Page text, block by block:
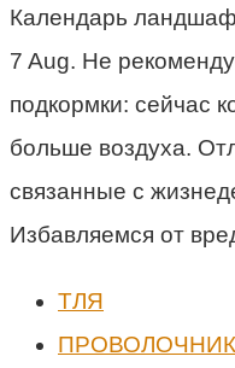
Календарь
7 Aug. Не
подкормки: сейчас
больше воздуха.
связанные с
Избавляемся от
ТЛЯ
ПРОВОЛОЧНИК